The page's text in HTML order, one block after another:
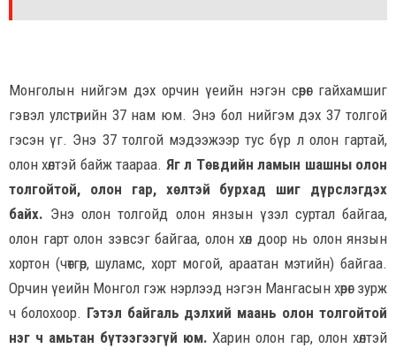
Монголын нийгэм дэх орчин үеийн нэгэн сөрөг гайхамшиг
гэвэл улстөрийн 37 нам юм. Энэ бол нийгэм дэх 37 толгой
гэсэн үг. Энэ 37 толгой мэдээжээр тус бүр л олон гартай,
олон хөлтэй байж таараа. Яг л Төвдийн ламын шашны олон
толгойтой, олон гар, хөлтэй бурхад шиг дүрслэгдэх
байх. Энэ олон толгойд олон янзын үзэл суртал байгаа,
олон гарт олон зэвсэг байгаа, олон хөл доор нь олон янзын
хортон (чөтгөр, шуламс, хорт могой, араатан мэтийн) байгаа.
Орчин үеийн Монгол гэж нэрлээд нэгэн Мангасын хөрөг зурж
ч болохоор. Гэтэл байгаль дэлхий маань олон толгойтой
нэг ч амьтан бүтээгээгүй юм.Харин олон гар, олон хөлтэй